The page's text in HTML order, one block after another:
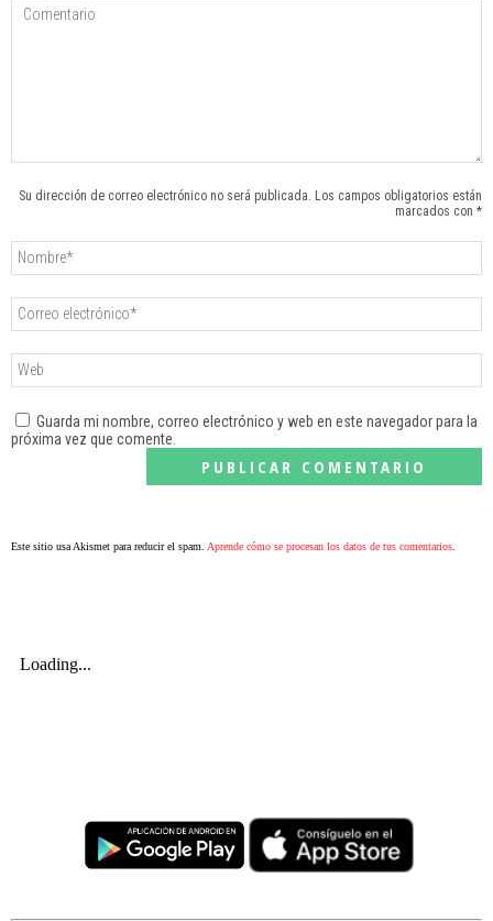
Su dirección de correo electrónico no será publicada. Los campos obligatorios están
marcados con *
Guarda mi nombre, correo electrónico y web en este navegador para la
próxima vez que comente.
Este sitio usa Akismet para reducir el spam. Aprende cómo se procesan los datos de tus comentarios